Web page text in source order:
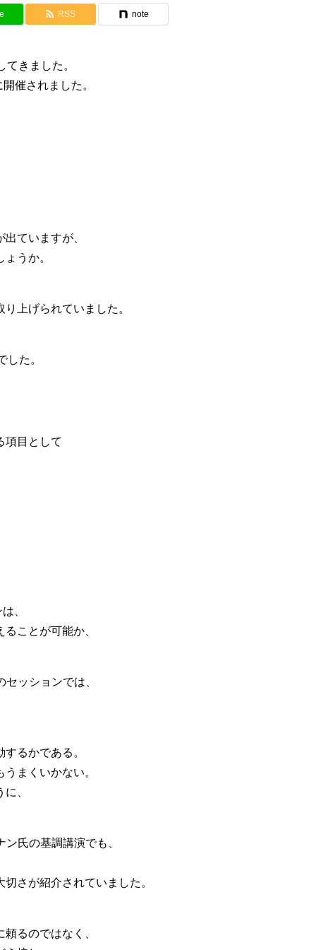
RSS note
きました。
催されました。
ていますが、
うか。
上げられていました。
た。
項目として
、
ことが可能か、
ッションでは、
るかである。
まくいかない。
、
氏の基調講演でも、
さが紹介されていました。
るのではなく、